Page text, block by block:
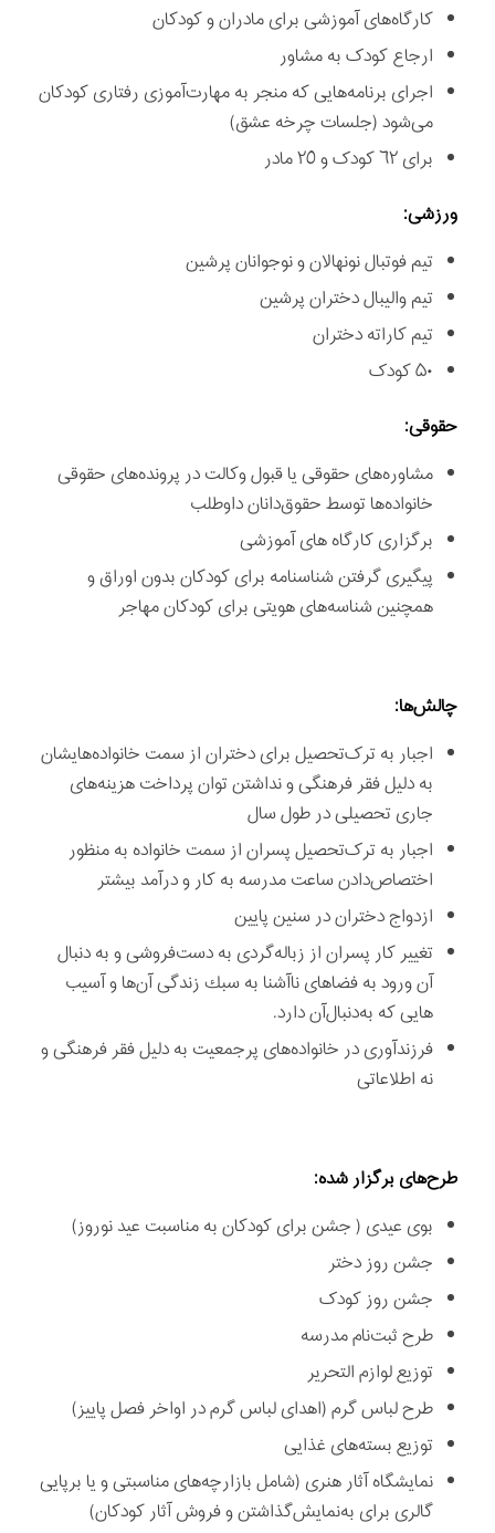
کارگاه‌های آموزشی برای مادران و کودکان
ارجاع کودک به مشاور
اجرای برنامه‌هایی که منجر به مهارت‌آموزی رفتاری کودکان
می‌شود (جلسات چرخه عشق)
برای ٦٢ كودک و ٢٥ مادر
ورزشی:
تیم فوتبال نونهالان و نوجوانان پرشین
تیم والیبال دختران پرشین
تیم کاراته دختران
۵۰ کودک
حقوقی:
مشاوره‌های حقوقی يا قبول وكالت در پرونده‌های حقوقی
خانواده‌‌ها توسط حقوق‌دانان داوطلب
برگزاری كارگاه های آموزشی
پيگيری گرفتن شناسنامه برای كودكان بدون اوراق و
همچنین شناسه‌های هويتی برای كودكان مهاجر
چالش‌ها:
اجبار به ترک‌تحصيل برای دختران از سمت خانواده‌هايشان
به دليل فقر فرهنگی و نداشتن توان پرداخت هزينه‌های
جاری تحصيلی در طول سال
اجبار به ترک‌تحصيل پسران از سمت خانواده به منظور
اختصاص‌دادن ساعت مدرسه به كار و درآمد بيشتر
ازدواج دختران در سنين پايين
تغيير كار پسران از زباله‌گردی به دست‌فروشی و به دنبال
آن ورود به فضاهای ناآشنا به سبك زندگی آن‌ها و آسيب
هايی كه به‌دنبال‌آن دارد.
فرزندآوری در خانواده‌های پرجمعيت به دليل فقر فرهنگی و
نه اطلاعاتی
طرح‌های برگزار شده:
بوی عيدی ( جشن برای كودكان به مناسبت عيد نوروز)
جشن روز دختر
جشن روز كودک
طرح ثبت‌نام مدرسه
توزيع لوازم التحرير
طرح لباس گرم (اهدای لباس گرم در اواخر فصل پاييز)
توزيع بسته‌های غذايی
نمايشگاه آثار هنری (شامل بازارچه‌های مناسبتی و يا برپايی
گالری برای به‌نمايش‌گذاشتن و فروش آثار كودكان)